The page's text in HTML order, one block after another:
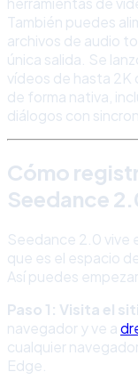
También puedes
archivos de audio
única salida. Se
vídeos de hasta 2K
de forma nativa,
diálogos con
Cómo
Seedance
Seedance 2.0 vive
que es el espacio
Así puedes
Paso 1: Visita el
navegador y ve a
cualquier
Edge.